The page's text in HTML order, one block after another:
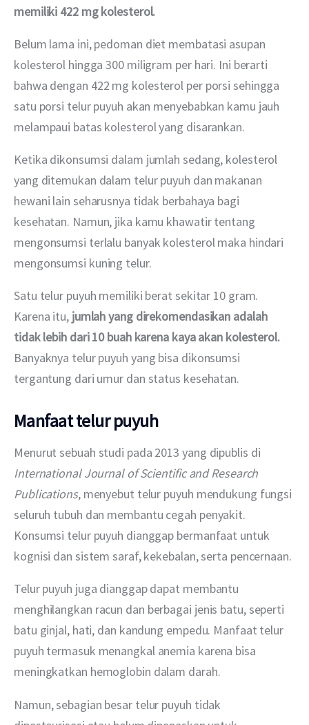
memiliki 422 mg kolesterol.
Belum lama ini, pedoman diet membatasi asupan
kolesterol hingga 300 miligram per hari. Ini berarti
bahwa dengan 422 mg kolesterol per porsi sehingga
satu porsi telur puyuh akan menyebabkan kamu jauh
melampaui batas kolesterol yang disarankan.
Ketika dikonsumsi dalam jumlah sedang, kolesterol
yang ditemukan dalam telur puyuh dan makanan
hewani lain seharusnya tidak berbahaya bagi
kesehatan. Namun, jika kamu khawatir tentang
mengonsumsi terlalu banyak kolesterol maka hindari
mengonsumsi kuning telur.
Satu telur puyuh memiliki berat sekitar 10 gram.
Karena itu, jumlah yang direkomendasikan adalah
tidak lebih dari 10 buah karena kaya akan kolesterol.
Banyaknya telur puyuh yang bisa dikonsumsi
tergantung dari umur dan status kesehatan.
Manfaat telur puyuh
Menurut sebuah studi pada 2013 yang dipublis di
International Journal of Scientific and Research
Publications, menyebut telur puyuh mendukung fungsi
seluruh tubuh dan membantu cegah penyakit.
Konsumsi telur puyuh dianggap bermanfaat untuk
kognisi dan sistem saraf, kekebalan, serta pencernaan.
Telur puyuh juga dianggap dapat membantu
menghilangkan racun dan berbagai jenis batu, seperti
batu ginjal, hati, dan kandung empedu. Manfaat telur
puyuh termasuk menangkal anemia karena bisa
meningkatkan hemoglobin dalam darah.
Namun, sebagian besar telur puyuh tidak